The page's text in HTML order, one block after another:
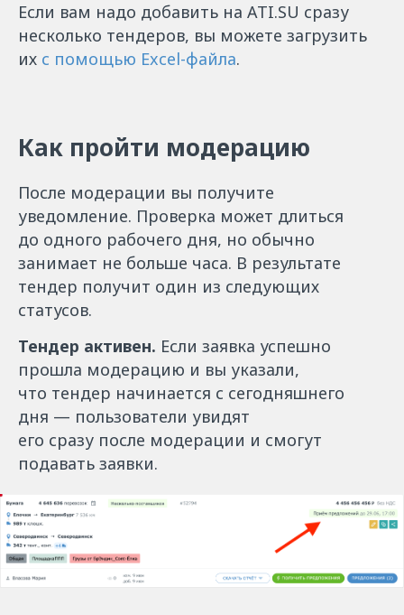
Если вам надо добавить на ATI.SU сразу
несколько тендеров, вы можете загрузить
их с помощью Excel-файла.
Как пройти модерацию
После модерации вы получите
уведомление. Проверка может длиться
до одного рабочего дня, но обычно
занимает не больше часа. В результате
тендер получит один из следующих
статусов.
Тендер активен. Если заявка успешно
прошла модерацию и вы указали,
что тендер начинается с сегодняшнего
дня — пользователи увидят
его сразу после модерации и смогут
подавать заявки.